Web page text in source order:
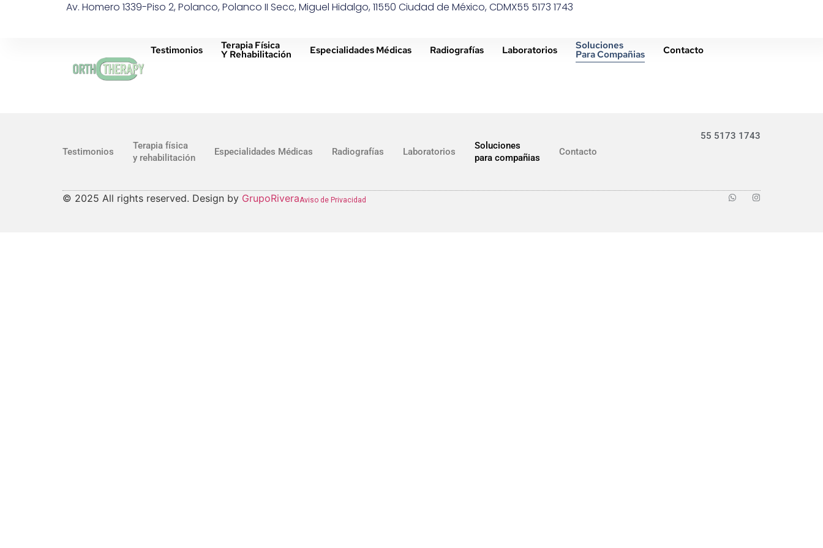
Av. Homero 1339-Piso 2, Polanco, Polanco II Secc, Miguel Hidalgo, 11550 Ciudad de México, CDMX55 5173 1743
Testimonios Terapia Física
Y Rehabilitación Especialidades Médicas Radiografías Laboratorios Soluciones
Para Compañias Contacto
Testimonios
Terapia física
y rehabilitación
Especialidades Médicas Radiografías Laboratorios
Soluciones
para compañias
Contacto
55 5173 1743
© 2025 All rights reserved. Design by GrupoRiveraAviso de Privacidad